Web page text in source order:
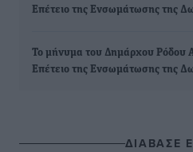
Επέτειο της Ενσωμάτωσης της
Το μήνυμα του Δημάρχου Ρόδου
Επέτειο της Ενσωμάτωσης της
ΔΙΑΒΑΣΕ